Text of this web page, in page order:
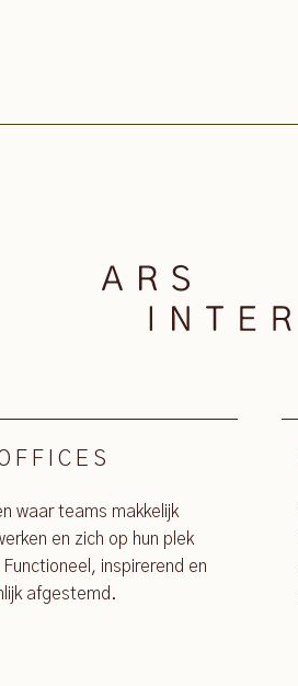
waar teams makkelijk
en zich op hun plek
inspirerend en
afgestemd.